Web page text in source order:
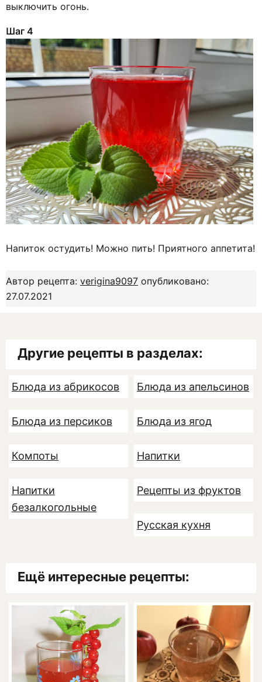
выключить огонь.
Шаг 4
Напиток остудить! Можно пить! Приятного аппетита!
Автор рецепта: verigina9097 опубликовано:
27.07.2021
Другие рецепты в разделах:
Блюда из абрикосов Блюда из апельсинов
Блюда из персиков Блюда из ягод
Компоты Напитки
Напитки
безалкогольные
Рецепты из фруктов
Русская кухня
Ещё интересные рецепты: